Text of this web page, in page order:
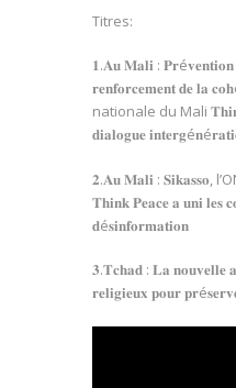
Titres:
𝟏.𝐀𝐮 𝐌𝐚𝐥𝐢 : 𝐏𝐫é𝐯𝐞𝐧𝐭𝐢𝐨𝐧
𝐫𝐞𝐧𝐟𝐨𝐫𝐜𝐞𝐦𝐞𝐧𝐭 𝐝𝐞 𝐥𝐚
nationale du Mali
𝐝𝐢𝐚𝐥𝐨𝐠𝐮𝐞
𝟐.𝐀𝐮 𝐌𝐚𝐥𝐢 : 𝐒𝐢𝐤𝐚𝐬𝐬𝐨,
𝐓𝐡𝐢𝐧𝐤 𝐏𝐞𝐚𝐜𝐞 𝐚 𝐮𝐧𝐢 𝐥𝐞𝐬
𝐝é𝐬𝐢𝐧𝐟𝐨𝐫𝐦𝐚𝐭𝐢𝐨𝐧
𝟑.𝐓𝐜𝐡𝐚𝐝 : 𝐋𝐚 𝐧𝐨𝐮𝐯𝐞𝐥𝐥𝐞
𝐫𝐞𝐥𝐢𝐠𝐢𝐞𝐮𝐱 𝐩𝐨𝐮𝐫